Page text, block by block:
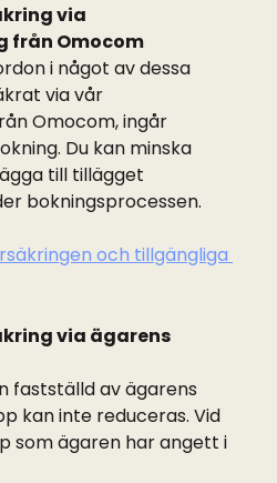
via
från Omocom
i något av dessa
via vår
Omocom, ingår
Du kan minska
till tillägget
bokningsprocessen.
och tillgängliga
via ägarens
fastställd av ägarens
kan inte reduceras. Vid
som ägaren har angett i